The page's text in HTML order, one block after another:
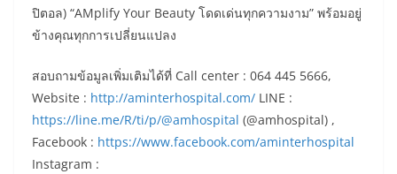
ปิตอล) “AMplify Your Beauty โดดเด่นทุกความงาม” พร้อมอยู่
ข้างคุณทุกการเปลี่ยนแปลง
สอบถามข้อมูลเพิ่มเติมได้ที่ Call center : 064 445 5666,
Website : http://aminterhospital.com/ LINE :
https://line.me/R/ti/p/@amhospital (@amhospital) ,
Facebook : https://www.facebook.com/aminterhospital
Instagram :